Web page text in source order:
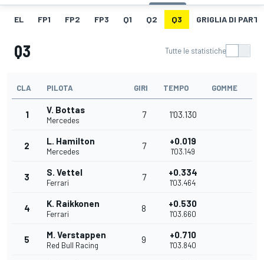
EL FP1 FP2 FP3 Q1 Q2 Q3 GRIGLIA DI
Q3 Tutte le statistiche
CLA PILOTA GIRI TEMPO GOMME
1 V. Bottas
Mercedes
7 1'03.130
2 L. Hamilton
Mercedes
7 +0.019
1'03.149
3 S. Vettel
Ferrari
7 +0.334
1'03.464
4 K. Raikkonen
Ferrari
8 +0.530
1'03.660
5 M. Verstappen
Red Bull Racing
9 +0.710
1'03.840